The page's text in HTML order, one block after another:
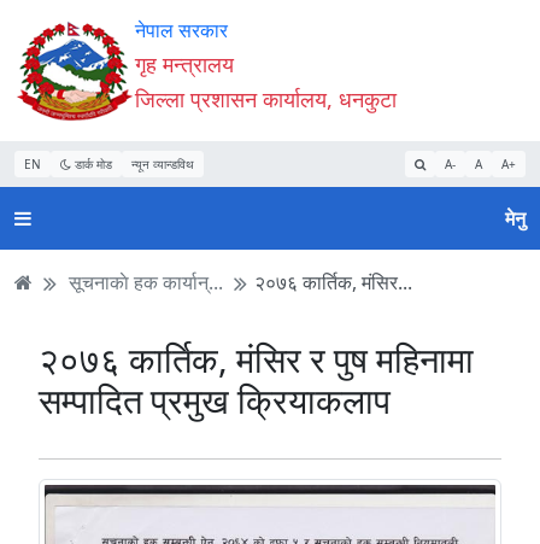
Accessibility
Mode
सुरु
गर्नुहोस्
सामाग्री
पढ्नुहाेस्
नेभिगेसन
पढ्नुहाेस्
वेबसाइट
खोजमा
जानुहोस्
नेपाल सरकार
गृह मन्त्रालय
जिल्ला प्रशासन कार्यालय, धनकुटा
EN डार्क मोड न्यून व्यान्डविथ A- A A+
मेनु
सूचनाकाे हक कार्यान्... २०७६ कार्तिक, मंसिर...
२०७६ कार्तिक, मंसिर र पुष महिनामा
सम्पादित प्रमुख क्रियाकलाप